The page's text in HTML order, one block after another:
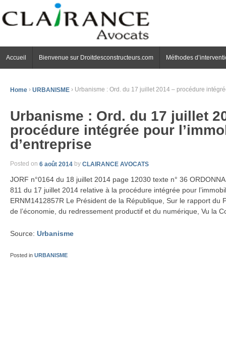
Accueil Bienvenue sur Droitdesconstructeurs.com Méthodes
Home › URBANISME › Urbanisme : Ord. du 17 juillet 2014 – procédure
Urbanisme : Ord. du 17 juillet
procédure intégrée pour
d’entreprise
Posted on 6 août 2014 by CLAIRANCE AVOCATS
JORF n°0164 du 18 juillet 2014 page 12030 texte n° 36
811 du 17 juillet 2014 relative à la procédure intégrée pour
ERNM1412857R Le Président de la République, Sur le rapport du
de l’économie, du redressement productif et du numérique, Vu la
Source: Urbanisme
Posted in URBANISME